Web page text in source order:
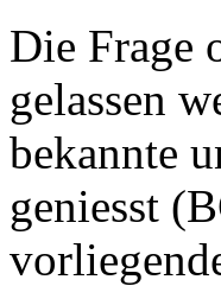
Die Frage
gelassen
bekannte
geniesst